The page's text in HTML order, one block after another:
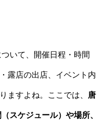
ついて、開催日程・時間
露店の出店、イベント内
ますよね。ここでは、 唐
スケジュール）や場所、